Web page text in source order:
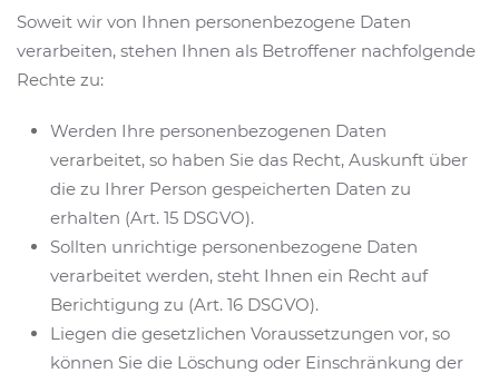
Soweit wir von Ihnen personenbezogene Daten
verarbeiten, stehen Ihnen als Betroffener nachfolgende
Rechte zu:
Werden Ihre personenbezogenen Daten
verarbeitet, so haben Sie das Recht, Auskunft über
die zu Ihrer Person gespeicherten Daten zu
erhalten (Art. 15 DSGVO).
Sollten unrichtige personenbezogene Daten
verarbeitet werden, steht Ihnen ein Recht auf
Berichtigung zu (Art. 16 DSGVO).
Liegen die gesetzlichen Voraussetzungen vor, so
können Sie die Löschung oder Einschränkung der